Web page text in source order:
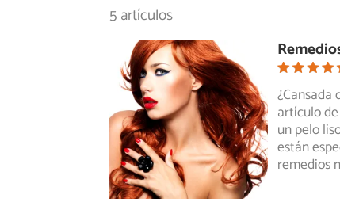
5 artículos
¿Cansada
artículo
unpelo
están
remedios